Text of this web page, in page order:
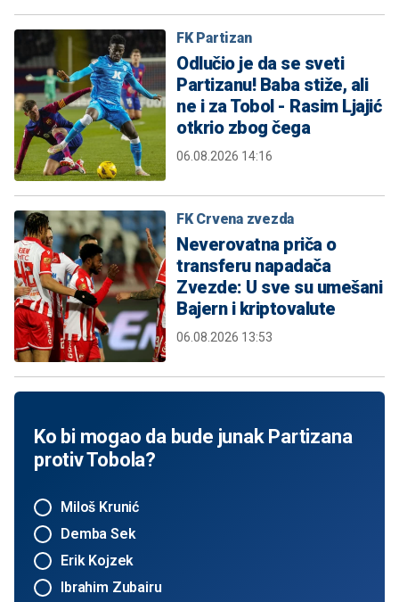
FK Partizan
Odlučio je da se sveti
Partizanu! Baba stiže, ali
ne i za Tobol - Rasim Ljajić
otkrio zbog čega
06.08.2026 14:16
FK Crvena zvezda
Neverovatna priča o
transferu napadača
Zvezde: U sve su umešani
Bajern i kriptovalute
06.08.2026 13:53
Ko bi mogao da bude junak Partizana
protiv Tobola?
Miloš Krunić
Demba Sek
Erik Kojzek
Ibrahim Zubairu